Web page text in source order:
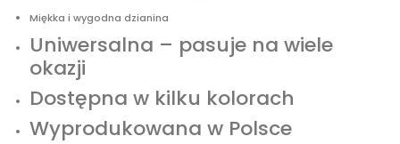
Miękka i wygodna dzianina
Uniwersalna – pasuje na wiele
okazji
Dostępna w kilku kolorach
Wyprodukowana w Polsce